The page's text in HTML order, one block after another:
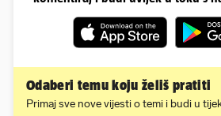
Odaberi temu koju želiš pratiti
Primaj sve nove vijesti o temi i budi u